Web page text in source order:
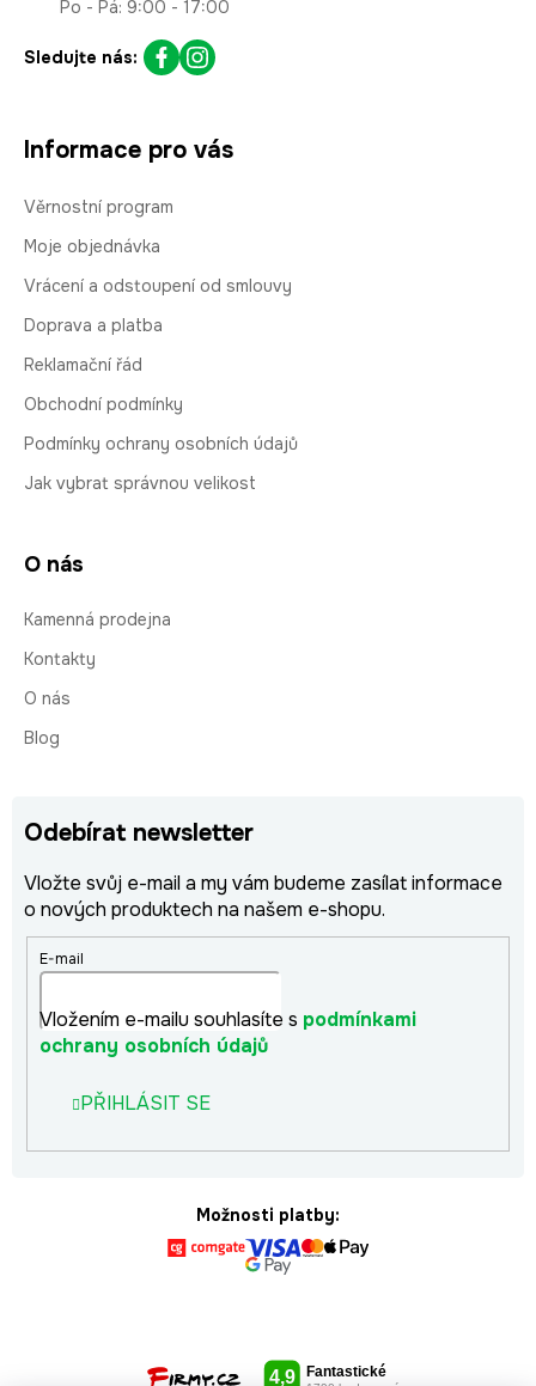
Po - Pá: 9:00 - 17:00
Sledujte nás:
Informace pro vás
Věrnostní program
Moje objednávka
Vrácení a odstoupení od smlouvy
Doprava a platba
Reklamační řád
Obchodní podmínky
Podmínky ochrany osobních údajů
Jak vybrat správnou velikost
O nás
Kamenná prodejna
Kontakty
O nás
Blog
Odebírat newsletter
Vložte svůj e-mail a my vám budeme zasílat informace
o nových produktech na našem e-shopu.
E-mail
Vložením e-mailu souhlasíte s podmínkami
ochrany osobních údajů
PŘIHLÁSIT SE
Možnosti platby: